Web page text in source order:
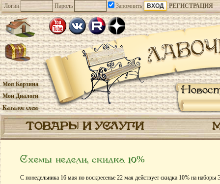
Логин Пароль Запомнить РЕГИСТРАЦИЯ
Моя Корзина
Мои Диалоги
Каталог схем
ТОВАРЫ И УСЛУГИ
Схемы недели, скидка 10%
С понедельника 16 мая по воскресенье 22 мая действует скидка 10% на наборы